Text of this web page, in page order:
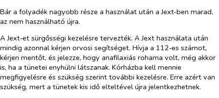
Bár a folyadék nagyobb része a használat után a Jext‑ben marad,
az nem használható újra.
A Jext‑et sürgősségi kezelésre tervezték. A Jext használata után
mindig azonnal kérjen orvosi segítséget. Hívja a 112‑es számot,
kérjen mentőt, és jelezze, hogy anafilaxiás rohama volt, még akkor
is, ha a tünetei enyhülni látszanak. Kórházba kell mennie
megfigyelésre és szükség szerint további kezelésre. Erre azért van
szükség, mert a tünetek kis idő elteltével újra jelentkezhetnek.